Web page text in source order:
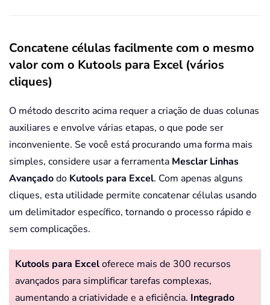
Concatene células facilmente com o mesmo
valor com o Kutools para Excel (vários
cliques)
O método descrito acima requer a criação de duas colunas
auxiliares e envolve várias etapas, o que pode ser
inconveniente. Se você está procurando uma forma mais
simples, considere usar a ferramenta Mesclar Linhas
Avançadodo Kutools para Excel. Com apenas alguns
cliques, esta utilidade permite concatenar células usando
um delimitador específico, tornando o processo rápido e
sem complicações.
Kutools para Exceloferece mais de 300 recursos
avançados para simplificar tarefas complexas,
aumentando a criatividade e a eficiência. Integrado